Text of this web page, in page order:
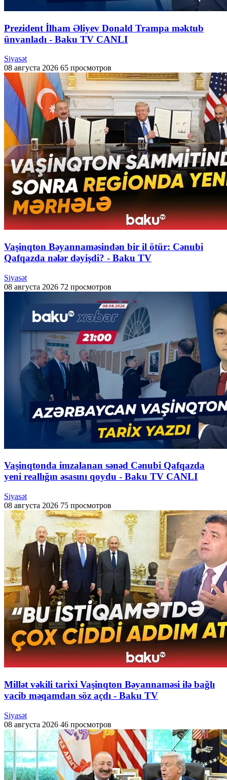
Prezident İlham Əliyev Donald Trampa məktub
ünvanladı - Baku TV CANLI
Siyasət
08 августа 2026 65 просмотров
Vaşinqton Bəyannaməsindən bir il ötür: Cənubi
Qafqazda nələr dəyişdi? - Baku TV
Siyasət
08 августа 2026 72 просмотров
Vaşinqtonda imzalanan sənəd Cənubi Qafqazda
yeni reallığın əsasını qoydu - Baku TV CANLI
Siyasət
08 августа 2026 75 просмотров
Millət vəkili tarixi Vaşinqton Bəyannaməsi ilə bağlı
vacib məqamdan söz açdı - Baku TV
Siyasət
08 августа 2026 46 просмотров